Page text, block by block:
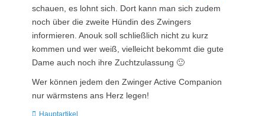
schauen, es lohnt sich. Dort kann man sich zudem
noch über die zweite Hündin des Zwingers
informieren. Anouk soll schließlich nicht zu kurz
kommen und wer weiß, vielleicht bekommt die gute
Dame auch noch ihre Zuchtzulassung 🙂
Wer können jedem den Zwinger Active Companion
nur wärmstens ans Herz legen!
Kategorien
Hauptartikel